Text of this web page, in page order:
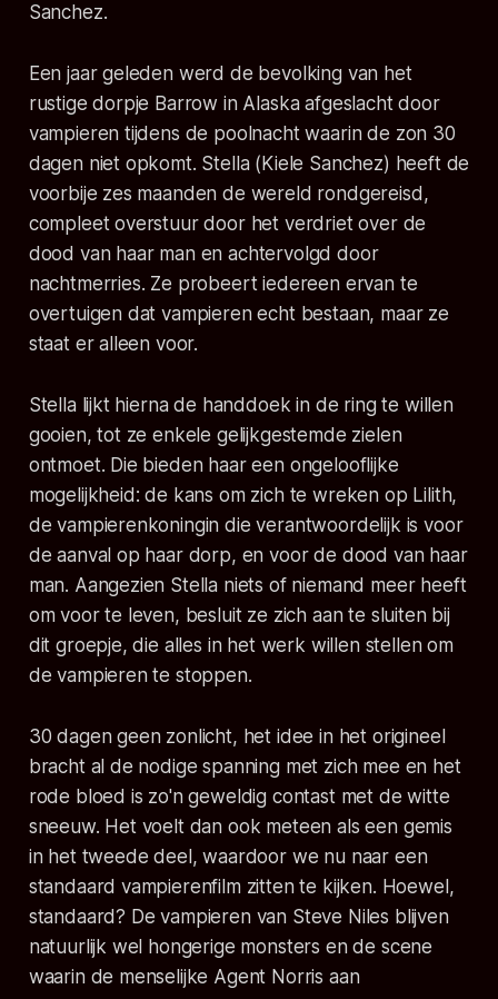
Sanchez.
Een jaar geleden werd de bevolking van het
rustige dorpje Barrow in Alaska afgeslacht door
vampieren tijdens de poolnacht waarin de zon 30
dagen niet opkomt. Stella (Kiele Sanchez) heeft de
voorbije zes maanden de wereld rondgereisd,
compleet overstuur door het verdriet over de
dood van haar man en achtervolgd door
nachtmerries. Ze probeert iedereen ervan te
overtuigen dat vampieren echt bestaan, maar ze
staat er alleen voor.
Stella lijkt hierna de handdoek in de ring te willen
gooien, tot ze enkele gelijkgestemde zielen
ontmoet. Die bieden haar een ongelooflijke
mogelijkheid: de kans om zich te wreken op Lilith,
de vampierenkoningin die verantwoordelijk is voor
de aanval op haar dorp, en voor de dood van haar
man. Aangezien Stella niets of niemand meer heeft
om voor te leven, besluit ze zich aan te sluiten bij
dit groepje, die alles in het werk willen stellen om
de vampieren te stoppen.
30 dagen geen zonlicht, het idee in het origineel
bracht al de nodige spanning met zich mee en het
rode bloed is zo'n geweldig contast met de witte
sneeuw. Het voelt dan ook meteen als een gemis
in het tweede deel, waardoor we nu naar een
standaard vampierenfilm zitten te kijken. Hoewel,
standaard? De vampieren van Steve Niles blijven
natuurlijk wel hongerige monsters en de scene
waarin de menselijke Agent Norris aan